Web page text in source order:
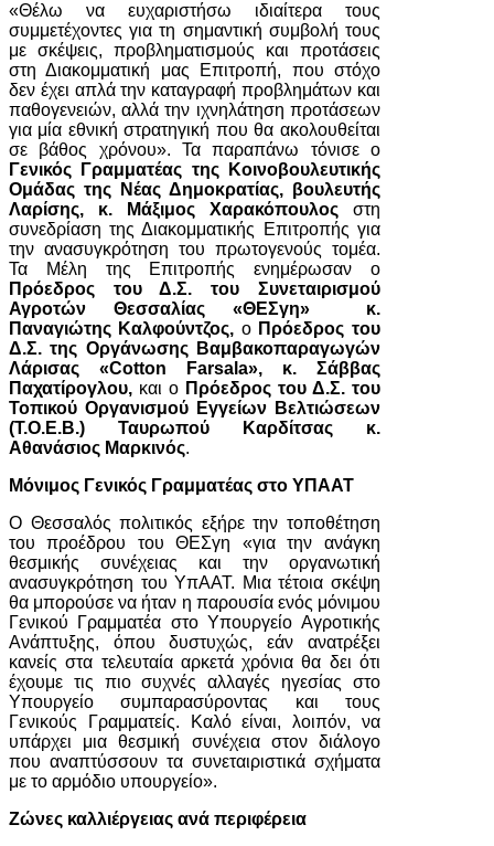
«Θέλω να ευχαριστήσω ιδιαίτερα τους
συμμετέχοντες για τη σημαντική συμβολή τους
με σκέψεις, προβληματισμούς και προτάσεις
στη Διακομματική μας Επιτροπή, που στόχο
δεν έχει απλά την καταγραφή προβλημάτων και
παθογενειών, αλλά την ιχνηλάτηση προτάσεων
για μία εθνική στρατηγική που θα ακολουθείται
σε βάθος χρόνου». Τα παραπάνω τόνισε ο
Γενικός Γραμματέας της Κοινοβουλευτικής
Ομάδας της Νέας Δημοκρατίας, βουλευτής
Λαρίσης, κ. Μάξιμος Χαρακόπουλοςστη
συνεδρίαση της Διακομματικής Επιτροπής για
την ανασυγκρότηση του πρωτογενούς τομέα.
Τα Μέλη της Επιτροπής ενημέρωσαν ο
Πρόεδρος του Δ.Σ. του Συνεταιρισμού
Αγροτών Θεσσαλίας «ΘΕΣγη» κ.
Παναγιώτης Καλφούντζος, οΠρόεδρος του
Δ.Σ. της Οργάνωσης Βαμβακοπαραγωγών
Λάρισας «Cotton Farsala», κ. Σάββας
Παχατίρογλου, και ο Πρόεδρος του Δ.Σ. του
Τοπικού Οργανισμού Εγγείων Βελτιώσεων
(Τ.Ο.Ε.Β.) Ταυρωπού Καρδίτσας κ.
Αθανάσιος Μαρκινός.
Μόνιμος Γενικός Γραμματέας στο ΥΠΑΑΤ
Ο Θεσσαλός πολιτικός εξήρε την τοποθέτηση
του προέδρου του ΘΕΣγη «για την ανάγκη
θεσμικής συνέχειας και την οργανωτική
ανασυγκρότηση του ΥπΑΑΤ. Μια τέτοια σκέψη
θα μπορούσε να ήταν η παρουσία ενός μόνιμου
Γενικού Γραμματέα στο Υπουργείο Αγροτικής
Ανάπτυξης, όπου δυστυχώς, εάν ανατρέξει
κανείς στα τελευταία αρκετά χρόνια θα δει ότι
έχουμε τις πιο συχνές αλλαγές ηγεσίας στο
Υπουργείο συμπαρασύροντας και τους
Γενικούς Γραμματείς. Καλό είναι, λοιπόν, να
υπάρχει μια θεσμική συνέχεια στον διάλογο
που αναπτύσσουν τα συνεταιριστικά σχήματα
με το αρμόδιο υπουργείο».
Ζώνες καλλιέργειας ανά περιφέρεια